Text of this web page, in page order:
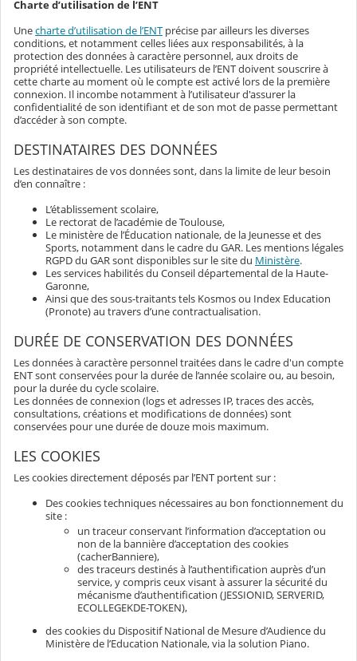
Charte d’utilisation de l’ENT
Unecharte d’utilisation de l’ENT précise par ailleurs les diverses
conditions, et notamment celles liées aux responsabilités, à la
protection des données à caractère personnel, aux droits de
propriété intellectuelle. Les utilisateurs de l’ENT doivent souscrire à
cette charte au moment où le compte est activé lors de la première
connexion. Il incombe notamment à l’utilisateur d'assurer la
confidentialité de son identifiant et de son mot de passe permettant
d’accéder à son compte.
DESTINATAIRES DES DONNÉES
Les destinataires de vos données sont, dans la limite de leur besoin
d’en connaître :
L’établissement scolaire,
Le rectorat de l’académie de Toulouse,
Le ministère de l’Éducation nationale, de la Jeunesse et des
Sports, notamment dans le cadre du GAR. Les mentions légales
RGPD du GAR sont disponibles sur le site du Ministère.
Les services habilités du Conseil départemental de la Haute-
Garonne,
Ainsi que des sous-traitants tels Kosmos ou Index Education
(Pronote) au travers d’une contractualisation.
DURÉE DE CONSERVATION DES DONNÉES
Les données à caractère personnel traitées dans le cadre d'un compte
ENT sont conservées pour la durée de l’année scolaire ou, au besoin,
pour la durée du cycle scolaire.
Les données de connexion (logs et adresses IP, traces des accès,
consultations, créations et modifications de données) sont
conservées pour une durée de douze mois maximum.
LES COOKIES
Les cookies directement déposés par l’ENT portent sur :
Des cookies techniques nécessaires au bon fonctionnement du
site :
un traceur conservant l’information d’acceptation ou
non de la bannière d’acceptation des cookies
(cacherBanniere),
des traceurs destinés à l’authentification auprès d’un
service, y compris ceux visant à assurer la sécurité du
mécanisme d’authentification (JESSIONID, SERVERID,
ECOLLEGEKDE-TOKEN),
des cookies du Dispositif National de Mesure d’Audience du
Ministère de l’Education Nationale, via la solution Piano.